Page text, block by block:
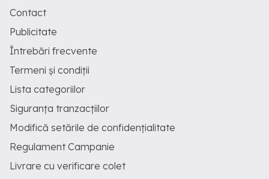
Contact
Publicitate
Întrebări frecvente
Termeni și condiții
Lista categoriilor
Siguranța tranzacțiilor
Modifică setările de confidențialitate
Regulament Campanie
Livrare cu verificare colet